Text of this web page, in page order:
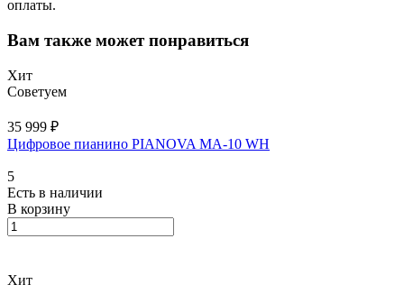
оплаты.
Вам также может понравиться
Хит
Советуем
35 999 ₽
Цифровое пианино PIANOVA MA-10 WH
5
Есть в наличии
В корзину
Хит